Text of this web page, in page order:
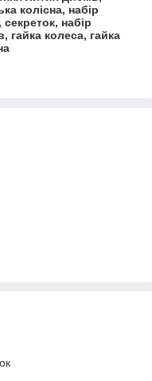
колісна, набір
секреток, набір
гайка колеса, гайка